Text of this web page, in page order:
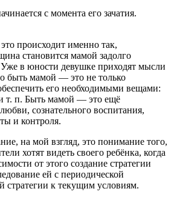
с момента его зачатия.
происходит именно так,
становится мамой задолго
в юности девушке приходят мысли
быть мамой — это не только
его необходимыми вещами:
т. п. Быть мамой — это ещё
сознательного воспитания,
и контроля.
на мой взгляд, это понимание того,
хотят видеть своего ребёнка, когда
от этого создание стратегии
ей с периодической
стратегии к текущим условиям.